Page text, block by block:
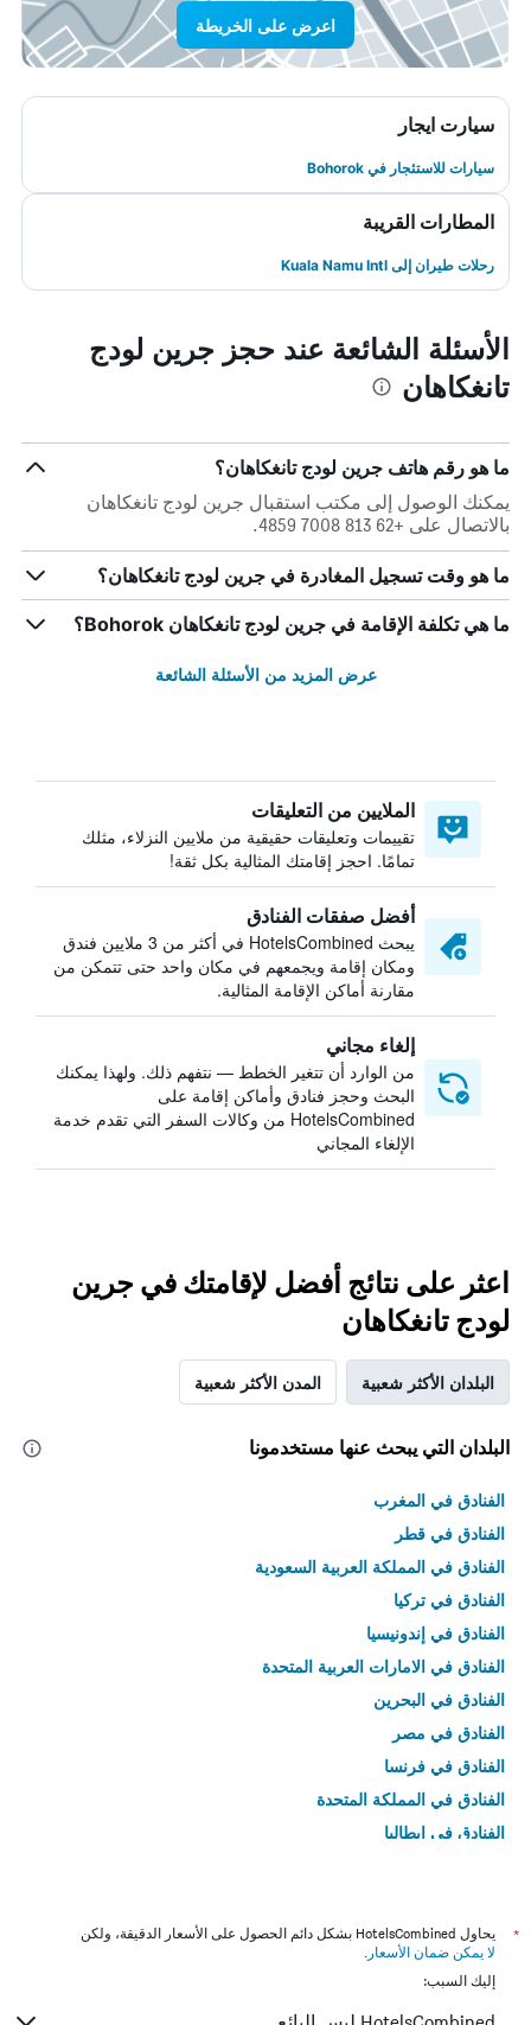
اعرض على الخريطة
سيارت ايجار
سيارات للاستئجار في Bohorok
المطارات القريبة
رحلات طيران إلى Kuala Namu Intl
الأسئلة الشائعة عند حجز جرين لودج
تانغكاهان
ما هو رقم هاتف جرين لودج تانغكاهان؟
يمكنك الوصول إلى مكتب استقبال جرين لودج تانغكاهان
بالاتصال على +62 813 7008 4859.
ما هو وقت تسجيل المغادرة في جرين لودج تانغكاهان؟
ما هي تكلفة الإقامة في جرين لودج تانغكاهان Bohorok؟
عرض المزيد من الأسئلة الشائعة
الملايين من التعليقات
تقييمات وتعليقات حقيقية من ملايين النزلاء، مثلك
تمامًا. احجز إقامتك المثالية بكل ثقة!
أفضل صفقات الفنادق
يبحث HotelsCombined في أكثر من 3 ملايين فندق
ومكان إقامة ويجمعهم في مكان واحد حتى تتمكن من
مقارنة أماكن الإقامة المثالية.
إلغاء مجاني
من الوارد أن تتغير الخطط — نتفهم ذلك. ولهذا يمكنك
البحث وحجز فنادق وأماكن إقامة على
HotelsCombined من وكالات السفر التي تقدم خدمة
الإلغاء المجاني
اعثر على نتائج أفضل لإقامتك في جرين
لودج تانغكاهان
البلدان الأكثر شعبية المدن الأكثر شعبية
البلدان التي يبحث عنها مستخدمونا
الفنادق في المغرب
الفنادق في قطر
الفنادق في المملكة العربية السعودية
الفنادق في تركيا
الفنادق في إندونيسيا
الفنادق في الامارات العربية المتحدة
الفنادق في البحرين
الفنادق في مصر
الفنادق في فرنسا
الفنادق في المملكة المتحدة
الفنادق في إيطاليا
*
يحاول HotelsCombined بشكل دائم الحصول على الأسعار الدقيقة، ولكن
لا يمكن ضمان الأسعار .
إليك السبب: